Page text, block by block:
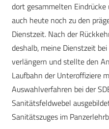
dort gesammelten
auch heute noch zu den
Dienstzeit. Nach der
deshalb, meine Dienstzeit
verlängern und stellte den
Laufbahn der Unteroffiziere
Auswahlverfahren bei der
Sanitätsfeldwebel
Sanitätszuges im